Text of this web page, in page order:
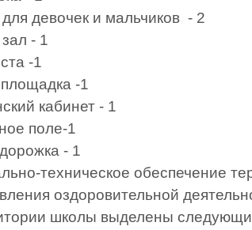
девочек и мальчиков - 2
- 1
-1
-1
кабинет - 1
поле-1
- 1
техническое обеспечение
оздоровительной
школы выделены